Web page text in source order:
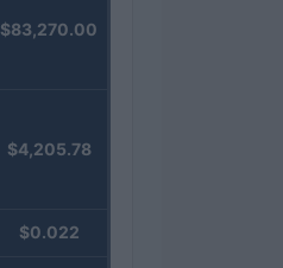
$83,270.00
$4,205.78
$0.022